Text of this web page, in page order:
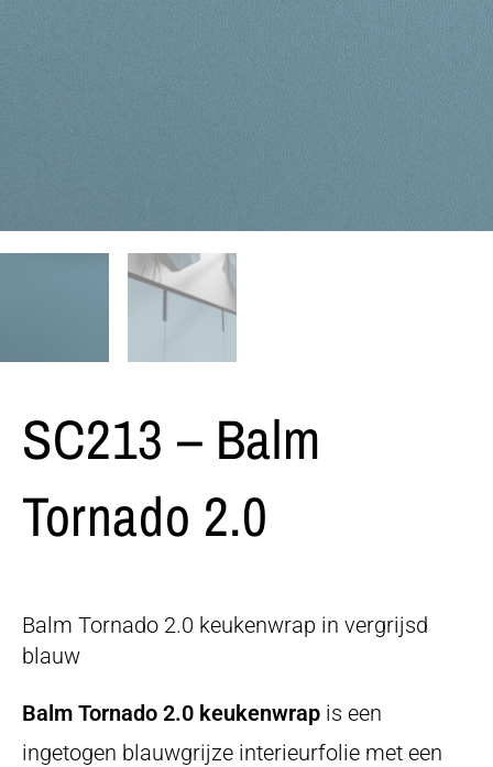
SC213 – Balm
Tornado 2.0
Balm Tornado 2.0 keukenwrap in vergrijsd
blauw
Balm Tornado 2.0 keukenwrap is een
ingetogen blauwgrijze interieurfolie met een